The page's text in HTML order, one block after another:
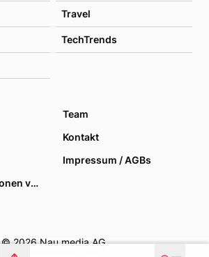
Travel
TechTrends
Team
Kontakt
Impressum / AGBs
Datenschutzoptionen verwalten
© 2026 Nau media AG